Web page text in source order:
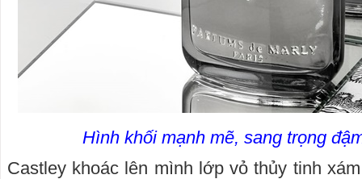
Hình khối mạnh mẽ, sang trọng
Castley khoác lên mình lớp vỏ thủy tinh